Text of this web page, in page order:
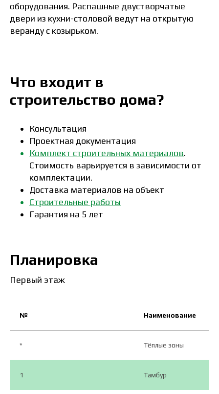
оборудования. Распашные двустворчатые
двери из кухни-столовой ведут на открытую
веранду с козырьком.
Что входит в
строительство дома?
Консультация
Проектная документация
Комплект строительных материалов.
Стоимость варьируется в зависимости от
комплектации.
Доставка материалов на объект
Строительные работы
Гарантия на 5 лет
Планировка
Первый этаж
№ Наименование
* Тёплые зоны
1 Тамбур